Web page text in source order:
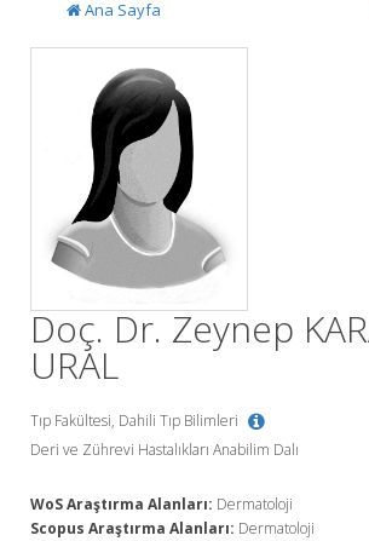
Ana Sayfa
Doç. Dr. Zeynep
URAL
Tıp Fakültesi, Dahili Tıp Bilimleri
Deri ve Zührevi Hastalıkları Anabilim Dalı
WoS Araştırma Alanları: Dermatoloji
Scopus Araştırma Alanları: Dermatoloji